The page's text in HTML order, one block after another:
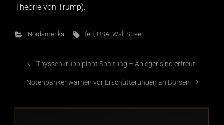
Theorie von Trump).
Nordamerika fed, USA,Wall Street
Thyssenkrupp plant Spaltung – Anleger sind erfreut
Notenbanker warnen vor Erschütterungen an Börsen